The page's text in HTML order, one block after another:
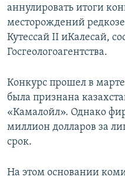
аннулировать итоги
месторождений
Кутессай II иКалесай,
Госгеологоагентства.
Конкурс прошел в
была признана
«Камалойл». Однако
миллион долларов за
срок.
На этом основании